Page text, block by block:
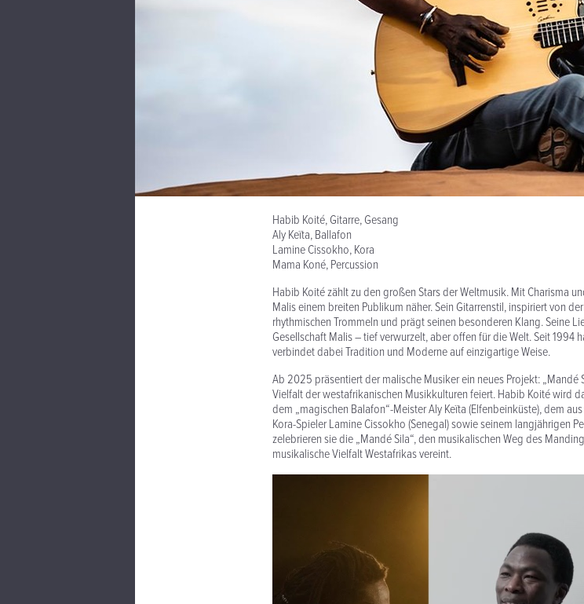
Habib Koité, Gitarre, Gesang
Aly Keïta, Ballafon
Lamine Cissokho, Kora
Mama Koné, Percussion
Habib Koité zählt zu den großen Stars der Weltmusik. Mit Charisma
Malis einem breiten Publikum näher. Sein Gitarrenstil, inspiriert von
rhythmischen Trommeln und prägt seinen besonderen Klang. Seine
Gesellschaft Malis – tief verwurzelt, aber offen für die Welt. Seit 1994
verbindet dabei Tradition und Moderne auf einzigartige Weise.
Ab 2025 präsentiert der malische Musiker ein neues Projekt: „Mandé
Vielfalt der westafrikanischen Musikkulturen feiert. Habib Koité wird
dem „magischen Balafon“-Meister Aly Keïta (Elfenbeinküste), dem
Kora-Spieler Lamine Cissokho (Senegal) sowie seinem langjährigen
zelebrieren sie die „Mandé Sila“, den musikalischen Weg des
musikalische Vielfalt Westafrikas vereint.